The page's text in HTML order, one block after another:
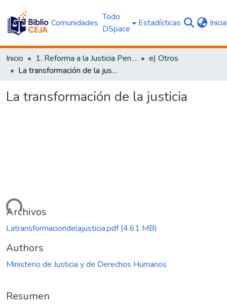
Comunidades
Todo
DSpace
Estadísticas
Inicio 1. Reforma a la Justicia Penal
e) Otros
La transformación de la justicia
La transformación de la justicia
Archivos
Latransformaciondelajusticia.pdf(4.61 MB)
Authors
Ministerio de Justicia y de Derechos Humanos
Resumen